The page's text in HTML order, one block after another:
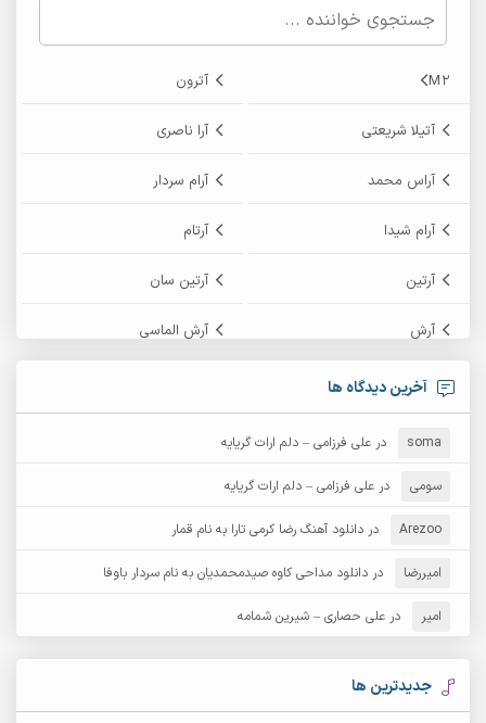
M2 آترون
آتیلا شریعتی آرا ناصری
آراس محمد آرام سردار
آرام شیدا آرتام
آرتین آرتین سان
آرش آرش الماسی
آرش امامی
آرش دی جی 2
آرش عثمان
آرش مبهم آرش مستشیری
آرش مهرابی آرش نظری
آرشام
آرکاداش
آخرین دیدگاه ها
soma در علی فرزامی – دلم ارات گریایه
سومی در علی فرزامی – دلم ارات گریایه
Arezoo در دانلود آهنگ رضا کرمی تارا به نام قمار
امیررضا در دانلود مداحی کاوه صیدمحمدیان به نام سردار باوفا
امیر در علی حصاری – شیرین شمامه
جدیدترین ها